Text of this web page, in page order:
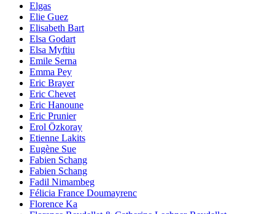
Elgas
Elie Guez
Elisabeth Bart
Elsa Godart
Elsa Myftiu
Emile Serna
Emma Pey
Eric Brayer
Eric Chevet
Eric Hanoune
Eric Prunier
Erol Özkoray
Etienne Lakits
Eugène Sue
Fabien Schang
Fabien Schang
Fadil Nimambeg
Félicia France Doumayrenc
Florence Ka